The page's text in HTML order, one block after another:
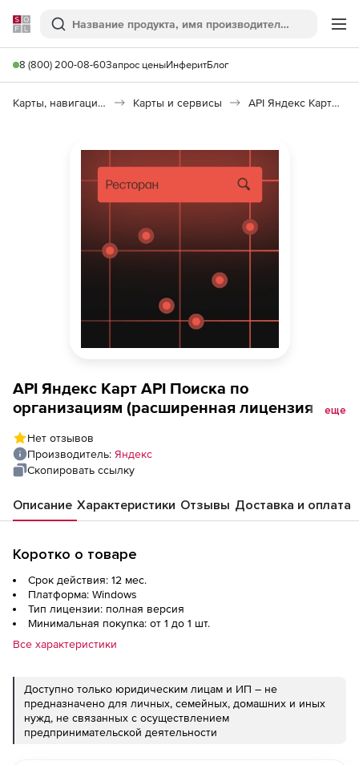
Softline
Поиск
8 (800) 200-08-60Запрос ценыИнферитБлог
Карты, навигация, путешествия Карты и сервисы API Яндекс Карт API Поиска по организациям
API Яндекс Карт API Поиска по
организациям (расширенная лицензия на 1
сутки до 100000
еще
Нет отзывов
Производитель: Яндекс
Скопировать ссылку
Описание Характеристики Отзывы Доставка и оплата
Коротко о товаре
Срок действия: 12 мес.
Платформа: Windows
Тип лицензии: полная версия
Минимальная покупка: от 1 до 1 шт.
Все характеристики
Доступно только юридическим лицам и ИП – не
предназначено для личных, семейных, домашних и иных
нужд, не связанных с осуществлением
предпринимательской деятельности